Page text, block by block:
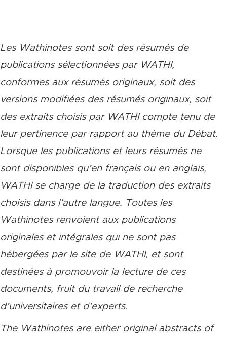
Les Wathinotes sont soit des résumés de
publications sélectionnées par WATHI,
conformes aux résumés originaux, soit des
versions modifiées des résumés originaux, soit
des extraits choisis par WATHI compte tenu de
leur pertinence par rapport au thème du Débat.
Lorsque les publications et leurs résumés ne
sont disponibles qu’en français ou en anglais,
WATHI se charge de la traduction des extraits
choisis dans l’autre langue. Toutes les
Wathinotes renvoient aux publications
originales et intégrales qui ne sont pas
hébergées par le site de WATHI, et sont
destinées à promouvoir la lecture de ces
documents, fruit du travail de recherche
d’universitaires et d’experts.
The Wathinotes are either original abstracts of